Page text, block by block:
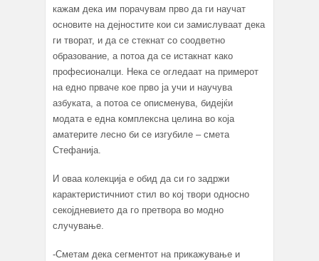
кажам дека им порачувам прво да ги научат
основите на дејностите кои си замислуваат дека
ги творат, и да се стекнат со соодветно
образование, а потоа да се истакнат како
професионалци. Нека се огледаат на примерот
на едно прваче кое прво ја учи и научува
азбуката, а потоа се описменува, бидејќи
модата е една комплексна целина во која
аматерите лесно би се изгубиле – смета
Стефанија.
И оваа колекција е обид да си го задржи
карактеристичниот стил во кој твори односно
секојдневието да го претворa во модно
случување.
-Сметам дека сегментот на прикажување и